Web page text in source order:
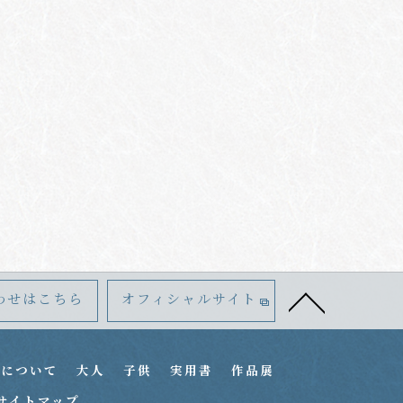
せはこちら オフィシャルサイト
ついて 大人 子供 実用書
作品展